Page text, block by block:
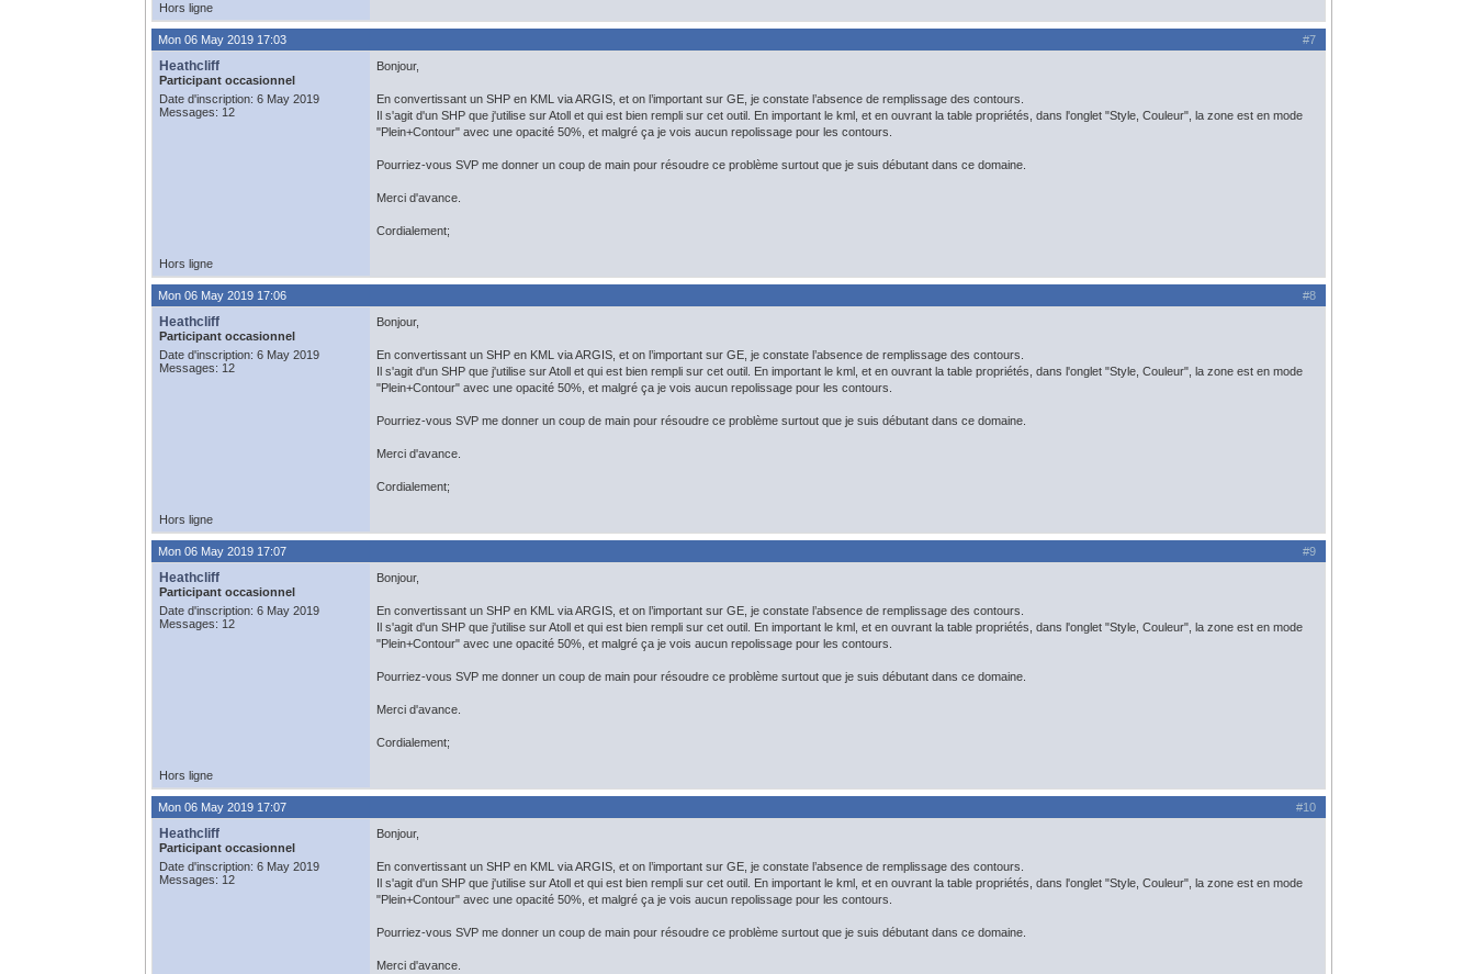
Hors ligne
#7
Mon 06 May 2019 17:03
Heathcliff
Participant occasionnel
Date d'inscription: 6 May 2019
Messages: 12
Bonjour,
En convertissant un SHP en KML via ARGIS, et on l’important sur GE, je constate l’absence de remplissage des contours.
Il s'agit d'un SHP que j'utilise sur Atoll et qui est bien rempli sur cet outil. En important le kml, et en ouvrant la table propriétés, dans l'onglet "Style, Couleur", la zone est en mode
"Plein+Contour" avec une opacité 50%, et malgré ça je vois aucun repolissage pour les contours.
Pourriez-vous SVP me donner un coup de main pour résoudre ce problème surtout que je suis débutant dans ce domaine.
Merci d'avance.
Cordialement;
Hors ligne
#8
Mon 06 May 2019 17:06
Heathcliff
Participant occasionnel
Date d'inscription: 6 May 2019
Messages: 12
Bonjour,
En convertissant un SHP en KML via ARGIS, et on l’important sur GE, je constate l’absence de remplissage des contours.
Il s'agit d'un SHP que j'utilise sur Atoll et qui est bien rempli sur cet outil. En important le kml, et en ouvrant la table propriétés, dans l'onglet "Style, Couleur", la zone est en mode
"Plein+Contour" avec une opacité 50%, et malgré ça je vois aucun repolissage pour les contours.
Pourriez-vous SVP me donner un coup de main pour résoudre ce problème surtout que je suis débutant dans ce domaine.
Merci d'avance.
Cordialement;
Hors ligne
#9
Mon 06 May 2019 17:07
Heathcliff
Participant occasionnel
Date d'inscription: 6 May 2019
Messages: 12
Bonjour,
En convertissant un SHP en KML via ARGIS, et on l’important sur GE, je constate l’absence de remplissage des contours.
Il s'agit d'un SHP que j'utilise sur Atoll et qui est bien rempli sur cet outil. En important le kml, et en ouvrant la table propriétés, dans l'onglet "Style, Couleur", la zone est en mode
"Plein+Contour" avec une opacité 50%, et malgré ça je vois aucun repolissage pour les contours.
Pourriez-vous SVP me donner un coup de main pour résoudre ce problème surtout que je suis débutant dans ce domaine.
Merci d'avance.
Cordialement;
Hors ligne
#10
Mon 06 May 2019 17:07
Heathcliff
Participant occasionnel
Date d'inscription: 6 May 2019
Messages: 12
Bonjour,
En convertissant un SHP en KML via ARGIS, et on l’important sur GE, je constate l’absence de remplissage des contours.
Il s'agit d'un SHP que j'utilise sur Atoll et qui est bien rempli sur cet outil. En important le kml, et en ouvrant la table propriétés, dans l'onglet "Style, Couleur", la zone est en mode
"Plein+Contour" avec une opacité 50%, et malgré ça je vois aucun repolissage pour les contours.
Pourriez-vous SVP me donner un coup de main pour résoudre ce problème surtout que je suis débutant dans ce domaine.
Merci d'avance.